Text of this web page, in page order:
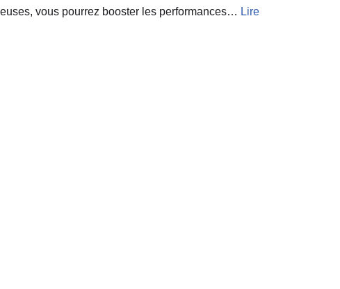
vous pourrez booster les performances… Lire